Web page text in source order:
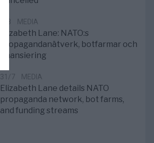
1/8 MEDIA
Elizabeth Lane: NATO:s
propagandanätverk, botfarmar och
finansiering
31/7 MEDIA
Elizabeth Lane details NATO
propaganda network, bot farms,
and funding streams